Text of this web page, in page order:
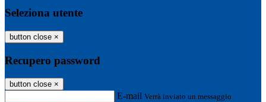
Seleziona utente
button close ×
Recupero password
button close ×
E-mail Verrà inviato un messaggio